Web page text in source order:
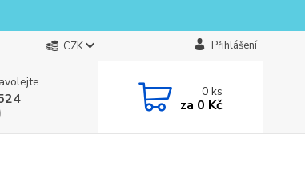
CZK Přihlášení
0ks
za 0 Kč